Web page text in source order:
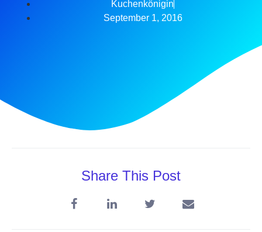
Kuchenkönigin
September 1, 2016
Share This Post